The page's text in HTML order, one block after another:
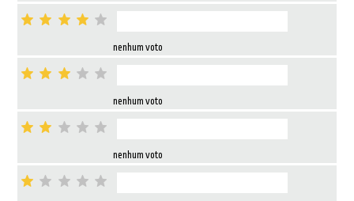
nenhum voto
nenhum voto
nenhum voto